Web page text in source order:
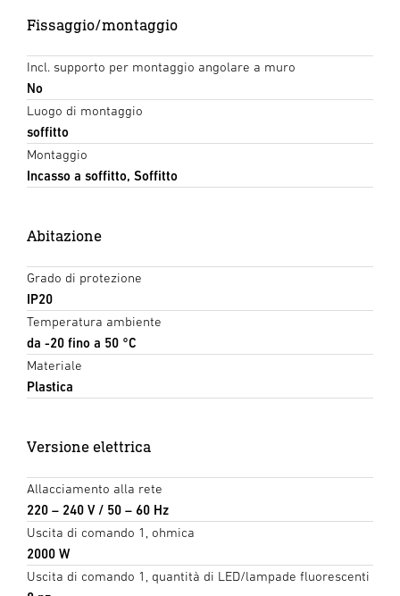
Fissaggio/montaggio
Incl. supporto per montaggio angolare a muro
No
Luogo di montaggio
soffitto
Montaggio
Incasso a soffitto, Soffitto
Abitazione
Grado di protezione
IP20
Temperatura ambiente
da -20 fino a 50 °C
Materiale
Plastica
Versione elettrica
Allacciamento alla rete
220 – 240 V / 50 – 60 Hz
Uscita di comando 1, ohmica
2000 W
Uscita di comando 1, quantità di LED/lampade fluorescenti